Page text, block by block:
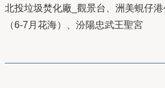
北投垃圾焚化廠_觀景台、洲美蜆仔
（6-7月花海）、汾陽忠武王聖宮